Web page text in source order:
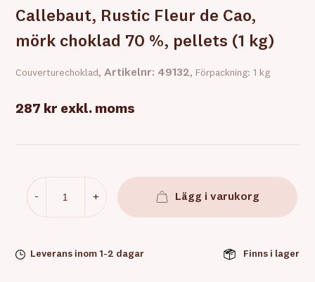
Callebaut, Rustic Fleur de Cao,
mörk choklad 70 %, pellets (1 kg)
Couverturechoklad,Artikelnr: 49132, Förpackning: 1 kg
287 kr exkl. moms
- + Lägg i varukorg
Leverans inom 1-2 dagar Finns i lager